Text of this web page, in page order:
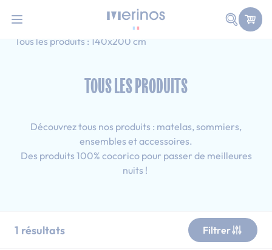
Faire
Accueil
Adulte
Tous les produits : 140x200 cm
TOUS LES PRODUITS
Découvrez tous nos produits : matelas, sommiers,
ensembles et accessoires.
Des produits 100% cocorico pour passer de meilleures
nuits !
1 résultats Filtrer